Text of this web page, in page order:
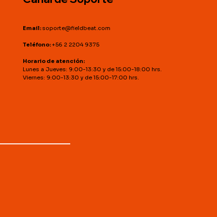
Email: soporte@fieldbeat.com
Teléfono:+56 2 2204 9375
Horario de atención:
Lunes a Jueves: 9:00-13:30 y de 15:00-18:00 hrs.
Viernes: 9:00-13:30 y de 15:00-17:00 hrs.